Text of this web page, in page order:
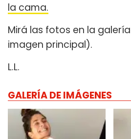
la cama.
Mirá las fotos en la
imagen principal).
L.L.
GALERÍA DE IMÁGENES